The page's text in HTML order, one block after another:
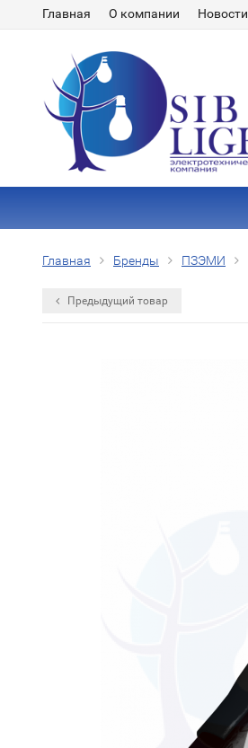
Главная О компании Новости
Главная Бренды ПЗЭМИ
Предыдущий товар